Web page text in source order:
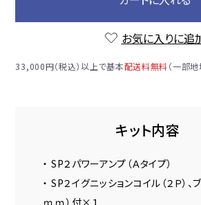
お気に入りに追
33,000円（税込）以上で基本配送料無料（一部
キット内容
・ SP２パワーアンプ（Ａタイプ）
・ SP２イグニッションコイル（２Ｐ）、